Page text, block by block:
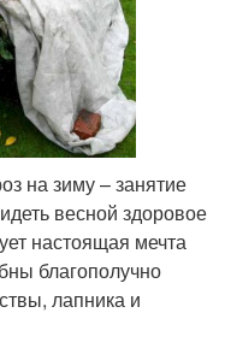
на зиму – занятие
весной здоровое
настоящая мечта
благополучно
лапника и